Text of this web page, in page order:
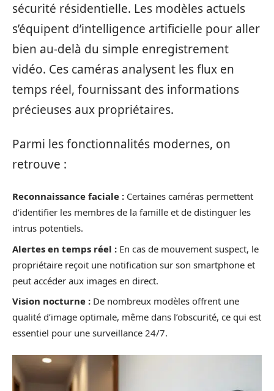
sécurité résidentielle. Les modèles actuels
s’équipent d’intelligence artificielle pour aller
bien au-delà du simple enregistrement
vidéo. Ces caméras analysent les flux en
temps réel, fournissant des informations
précieuses aux propriétaires.
Parmi les fonctionnalités modernes, on
retrouve :
Reconnaissance faciale : Certaines caméras permettent
d’identifier les membres de la famille et de distinguer les
intrus potentiels.
Alertes en temps réel : En cas de mouvement suspect, le
propriétaire reçoit une notification sur son smartphone et
peut accéder aux images en direct.
Vision nocturne : De nombreux modèles offrent une
qualité d’image optimale, même dans l’obscurité, ce qui est
essentiel pour une surveillance 24/7.